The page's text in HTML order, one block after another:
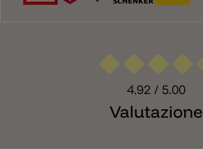
4.92 / 5.00
Valutazione